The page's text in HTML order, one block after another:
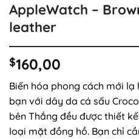
AppleWatch –
leather
$160,00
Biến hóa phong cách mới lạ
bạn với dây da cá sấu
bên Thắng đều được thiết
loại mặt đồng hồ. Bạn chỉ